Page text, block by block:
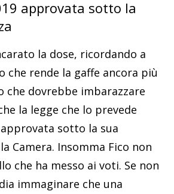
approvata sotto la
la dose, ricordando a
che rende la gaffe ancora più
che dovrebbe imbarazzare
la legge che lo prevede
sotto la sua
Camera. Insomma Fico non
che ha messo ai voti. Se non
immaginare che una